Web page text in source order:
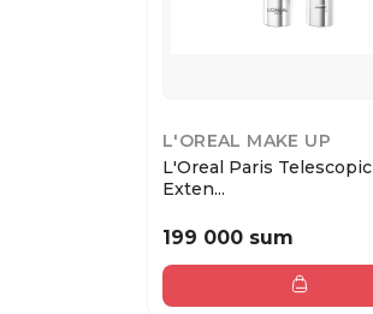
L'OREAL MAKE UP
L'Oreal Paris Telescopic
Exten...
199 000 sum